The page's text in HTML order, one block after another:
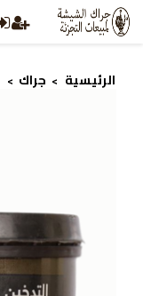
الرئيسية > جراك >